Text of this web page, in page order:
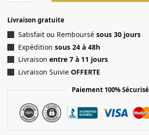
Livraison gratuite
Satisfait ou Remboursé sous 30 jours
Expédition sous 24 à 48h
Livraison entre 7 à 11 jours
Livraison Suivie OFFERTE
Paiement 100% Sécurisé